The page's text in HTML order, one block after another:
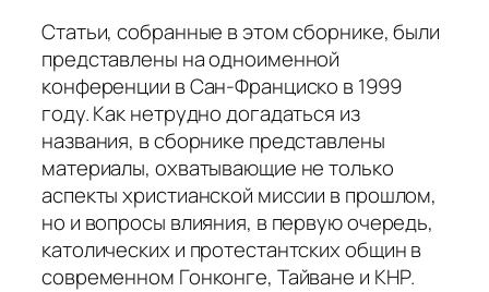
Статьи, собранные в этом сборнике, были
представлены на одноименной
конференции в Сан-Франциско в 1999
году. Как нетрудно догадаться из
названия, в сборнике представлены
материалы, охватывающие не только
аспекты христианской миссии в прошлом,
но и вопросы влияния, в первую очередь,
католических и протестантских общин в
современном Гонконге, Тайване и КНР.